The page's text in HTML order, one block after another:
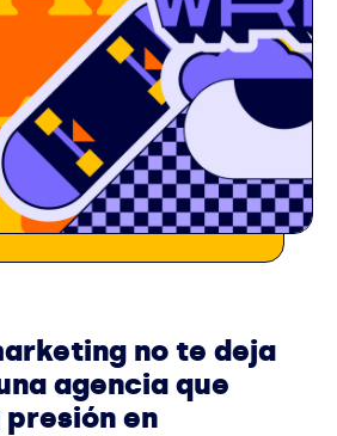
no te deja
agencia que
en